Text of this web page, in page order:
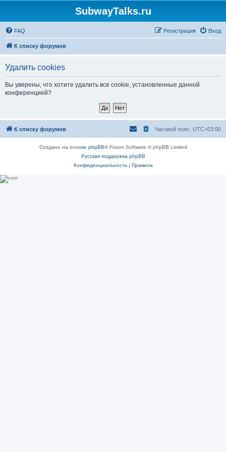
SubwayTalks.ru
FAQ Вход
Регистрация
К списку форумов
Удалить cookies
Вы уверены, что хотите удалить все cookie, установленные данной
конференцией?
К списку форумов Часовой пояс: UTC+03:00
Создано на основе phpBB® Forum Software © phpBB Limited
Русская поддержка phpBB
Конфиденциальность| Правила